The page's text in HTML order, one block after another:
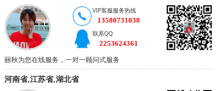
VIP客服服务热线
13580731038
联系QQ
2253624361
丽秋为您在线服务，一对一顾问式服务
河南省,江苏省,湖北省